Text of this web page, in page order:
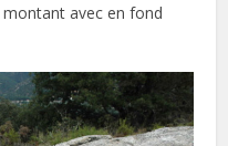
avec en fond